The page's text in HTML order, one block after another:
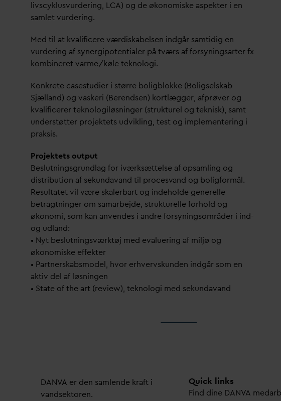
livscyklusvurdering, LCA) og de økonomiske aspekter i en
samlet vurdering.
Med til at kvalificere værdiskabelsen indgår samtidig en
vurdering af synergipotentialer på tværs af forsyningsarter fx
kombineret varme/køle teknologi.
Konkrete casestudier i større boligblokke (Boligselskab
Sjælland) og vaskeri (Berendsen) kortlægger, afprøver og
kvalificerer teknologiløsninger (strukturel og teknisk), samt
understøtter projektets udvikling, test og implementering i
praksis.
Projektets output
Beslutningsgrundlag for iværksættelse af opsamling og
distribution af sekundavand til procesvand og boligformål.
Resultatet vil være skalerbart og indeholde generelle
betragtninger om samarbejde, strukturelle forhold og
økonomi, som kan anvendes i andre forsyningsområder i ind-
og udland:
• Nyt beslutningsværktøj med evaluering af miljø og
økonomiske effekter
• Partnerskabsmodel, hvor erhvervskunden indgår som en
aktiv del af løsningen
• State of the art (review), teknologi med sekundavand
DANVA er den samlende kraft i
vandsektoren.
Quick links
Find dine DANVA med